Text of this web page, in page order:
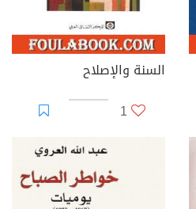
السنة والإصلاح
1